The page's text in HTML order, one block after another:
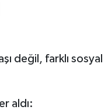
değil, farklı sosyal
aldı: